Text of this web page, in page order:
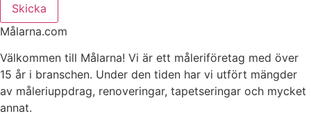
Skicka
Målarna.com
Välkommen till Målarna! Vi är ett måleriföretag med över
15 år i branschen. Under den tiden har vi utfört mängder
av måleriuppdrag, renoveringar, tapetseringar och mycket
annat.